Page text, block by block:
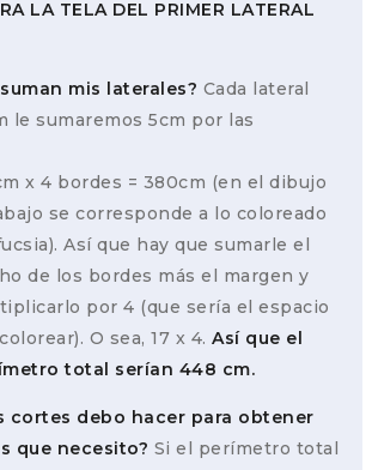
LA TELA DEL PRIMER LATERAL
mis laterales? Cada lateral
le sumaremos 5cm por las
x 4 bordes = 380cm (en el dibujo
se corresponde a lo coloreado
Así que hay que sumarle el
de los bordes más el margen y
por 4 (que sería el espacio
O sea, 17 x 4. Así que el
total serían 448 cm.
cortes debo hacer para obtener
que necesito? Si el perímetro total